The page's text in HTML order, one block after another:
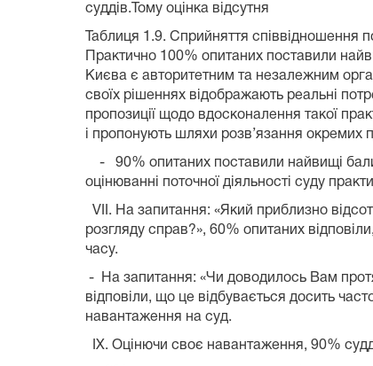
суддів.Тому оцінка відсутня
Таблиця 1.9. Сприйняття співвідношення
Практично 100% опитаних поставили
Києва є авторитетним та незалежним
своїх рішеннях відображають реальні
пропозиції щодо вдосконалення такої
і пропонують шляхи
- 90% опитаних поставили найвищі бали
оцінюванні поточної діяльності
VII. На запитання: «Який приблизно
розгляду справ?», 60% опитаних
-
На запитання: «Чи доводилось Вам
відповіли, що це відбувається досить
навантаження на
IX. Оцінючи своє навантаження,